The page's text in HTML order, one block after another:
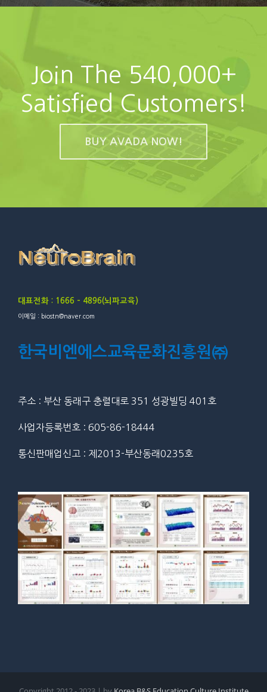
Join The 540,000+
Satisfied Customers!
BUY AVADA NOW!
대표전화 : 1666 – 4896(뇌파교육)
이메일 : biostn@naver.com
한국비엔에스교육문화진흥원㈜
주소 : 부산 동래구 충렬대로 351 성광빌딩 401호
사업자등록번호 : 605-86-18444
통신판매업신고 : 제2013-부산동래0235호